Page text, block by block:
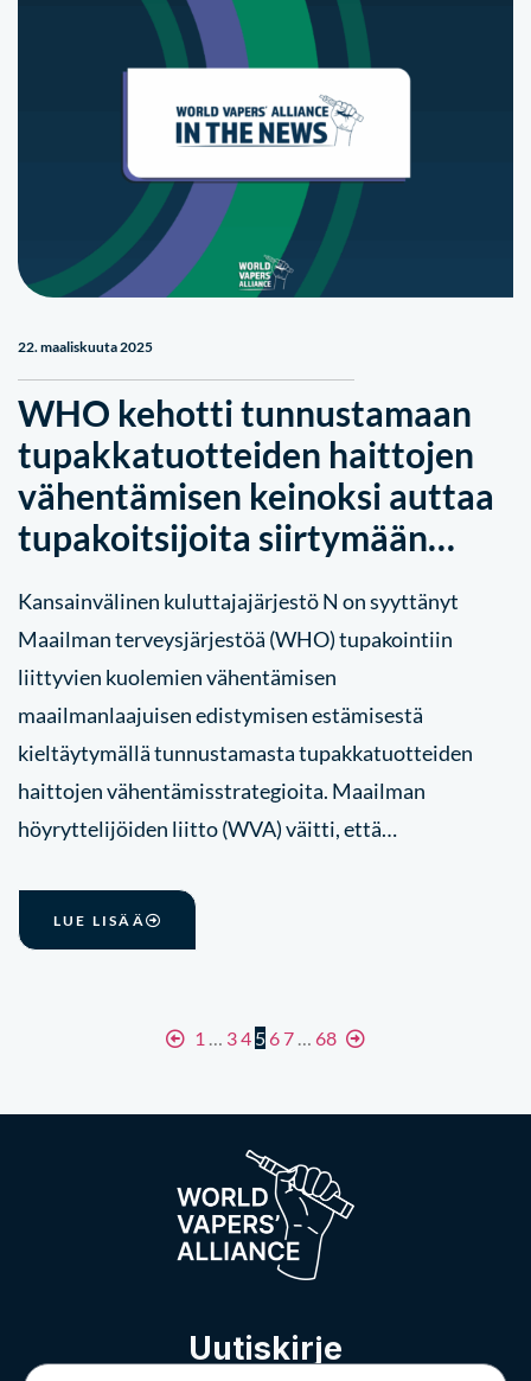
22. maaliskuuta 2025
WHO kehotti tunnustamaan
tupakkatuotteiden haittojen
vähentämisen keinoksi auttaa
tupakoitsijoita siirtymään…
Kansainvälinen kuluttajajärjestö N on syyttänyt
Maailman terveysjärjestöä (WHO) tupakointiin
liittyvien kuolemien vähentämisen
maailmanlaajuisen edistymisen estämisestä
kieltäytymällä tunnustamasta tupakkatuotteiden
haittojen vähentämisstrategioita. Maailman
höyryttelijöiden liitto (WVA) väitti, että…
LUE LISÄÄ
1 … 34 567 … 68
Uutiskirje